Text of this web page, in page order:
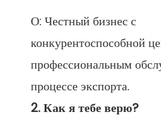
О: Честный бизнес с
конкурентоспособной
профессиональным